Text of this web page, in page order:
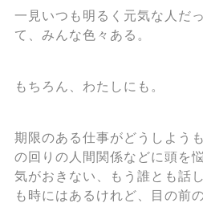
一見いつも明るく元気な人だ
て、みんな色々ある。
もちろん、わたしにも。
期限のある仕事がどうしよう
の回りの人間関係などに頭を
気がおきない、もう誰とも話
も時にはあるけれど、目の前